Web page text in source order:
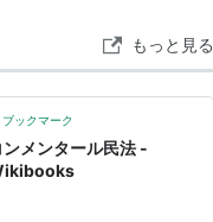
もっと見る
ブックマーク
ンメンタール民法 -